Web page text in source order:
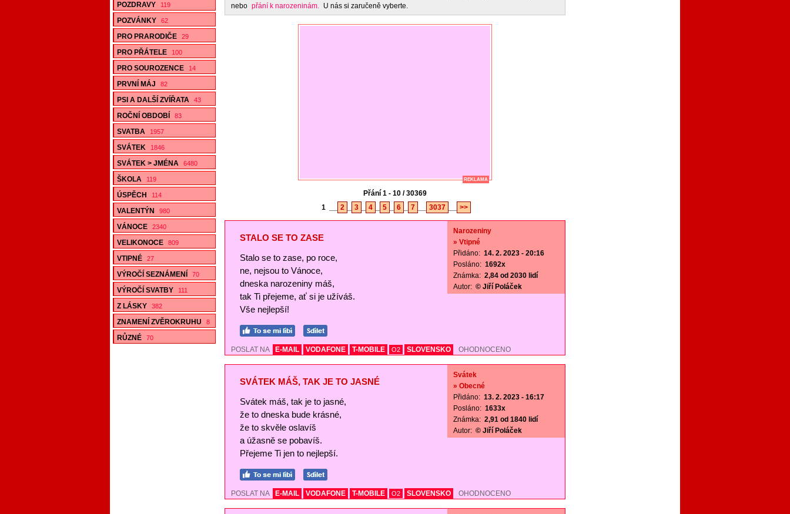
POZDRAVY 119
POZVÁNKY 62
PRO PRARODIČE 29
PRO PŘÁTELE 100
PRO SOUROZENCE 14
PRVNÍ MÁJ 82
PSI A DALŠÍ ZVÍŘATA 43
ROČNÍ OBDOBÍ 83
SVATBA 1957
SVÁTEK 1846
SVÁTEK > JMÉNA 6480
ŠKOLA 119
ÚSPĚCH 114
VALENTÝN 980
VÁNOCE 2340
VELIKONOCE 809
VTIPNÉ 27
VÝROČÍ SEZNÁMENÍ 70
VÝROČÍ SVATBY 111
Z LÁSKY 382
ZNAMENÍ ZVĚROKRUHU 8
RŮZNÉ 70
nebo přání k narozeninám. U nás si zaručeně vyberte.
REKLAMA
Přání 1 - 10 / 30369
1
2 3 4 5 6 7 3037 >>
STALO SE TO ZASE
Stalo se to zase, po roce,
ne, nejsou to Vánoce,
dneska narozeniny máš,
tak Ti přejeme, ať si je užíváš.
Vše nejlepší!
Narozeniny
» Vtipné
Přidáno: 14. 2. 2023 - 20:16
Posláno: 1692x
Známka: 2,84 od 2030 lidí
Autor: © Jiří Poláček
POSLAT NA E-MAIL VODAFONE T-MOBILE O2 SLOVENSKO OHODNOCENO
SVÁTEK MÁŠ, TAK JE TO JASNÉ
Svátek máš, tak je to jasné,
že to dneska bude krásné,
že to skvěle oslavíš
a úžasně se pobavíš.
Přejeme Ti jen to nejlepší.
Svátek
» Obecné
Přidáno: 13. 2. 2023 - 16:17
Posláno: 1633x
Známka: 2,91 od 1840 lidí
Autor: © Jiří Poláček
POSLAT NA E-MAIL VODAFONE T-MOBILE O2 SLOVENSKO OHODNOCENO